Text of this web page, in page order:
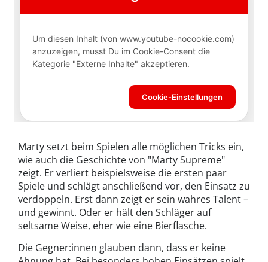
Marty setzt beim Spielen alle möglichen Tricks ein,
wie auch die Geschichte von "Marty Supreme"
zeigt. Er verliert beispielsweise die ersten paar
Spiele und schlägt anschließend vor, den Einsatz zu
verdoppeln. Erst dann zeigt er sein wahres Talent –
und gewinnt. Oder er hält den Schläger auf
seltsame Weise, eher wie eine Bierflasche.
Die Gegner:innen glauben dann, dass er keine